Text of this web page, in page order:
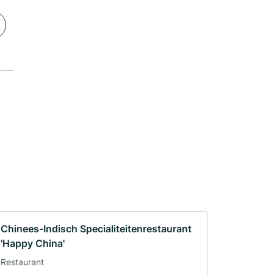
Chinees-Indisch Specialiteitenrestaurant
'Happy China'
Restaurant